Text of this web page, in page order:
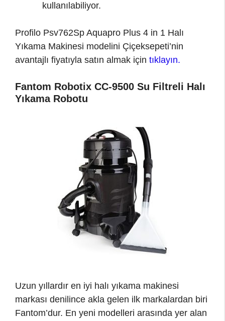
kullanılabiliyor.
Profilo Psv762Sp Aquapro Plus 4 in 1 Halı
Yıkama Makinesi modelini Çiçeksepeti’nin
avantajlı fiyatıyla satın almak için tıklayın.
Fantom Robotix CC-9500 Su Filtreli Halı
Yıkama Robotu
Uzun yıllardır en iyi halı yıkama makinesi
markası denilince akla gelen ilk markalardan biri
Fantom’dur. En yeni modelleri arasında yer alan